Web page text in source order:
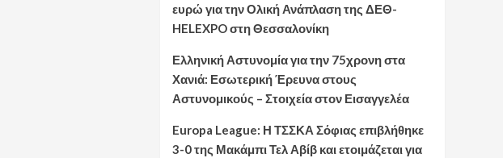
ευρώ για την Ολική Ανάπλαση της ΔΕΘ-
HELEXPO στη Θεσσαλονίκη
Ελληνική Αστυνομία για την 75χρονη στα
Χανιά: Εσωτερική Έρευνα στους
Αστυνομικούς – Στοιχεία στον Εισαγγελέα
Europa League: Η ΤΣΣΚΑ Σόφιας επιβλήθηκε
3-0 της Μακάμπι Τελ Αβίβ και ετοιμάζεται για